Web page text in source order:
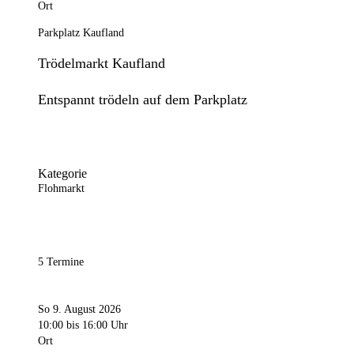
Ort
Parkplatz Kaufland
Trödelmarkt Kaufland
Entspannt trödeln auf dem Parkplatz
Kategorie
Flohmarkt
5 Termine
So 9. August 2026
10:00 bis 16:00 Uhr
Ort